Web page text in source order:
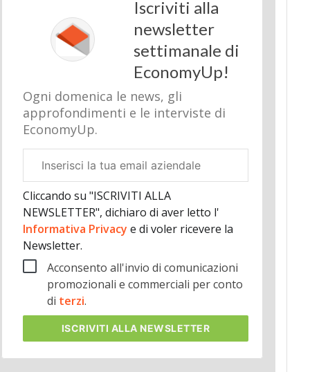
Iscriviti alla
newsletter
settimanale di
EconomyUp!
Ogni domenica le news, gli
approfondimenti e le interviste di
EconomyUp.
aziendale
Cliccando su "ISCRIVITI ALLA
NEWSLETTER", dichiaro di aver letto l'
Informativa Privacy e di voler ricevere la
Newsletter.
Acconsento all'invio di comunicazioni
promozionali e commerciali per conto
di terzi.
ISCRIVITI ALLA NEWSLETTER